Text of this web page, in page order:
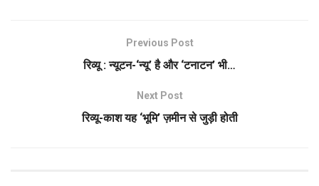
Previous Post
रिव्यू : न्यूटन-‘न्यू’ है और ‘टनाटन’ भी…
Next Post
रिव्यू-काश यह ‘भूमि’ ज़मीन से जुड़ी होती